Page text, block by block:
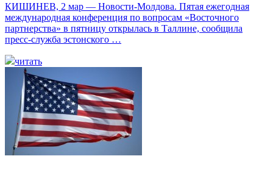
КИШИНЕВ, 2 мар — Новости-Молдова. Пятая ежегодная
международная конференция по вопросам «Восточного
партнерства» в пятницу открылась в Таллине, сообщила
пресс-служба эстонского …
читать